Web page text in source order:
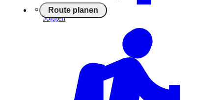
Route planen
Joggen